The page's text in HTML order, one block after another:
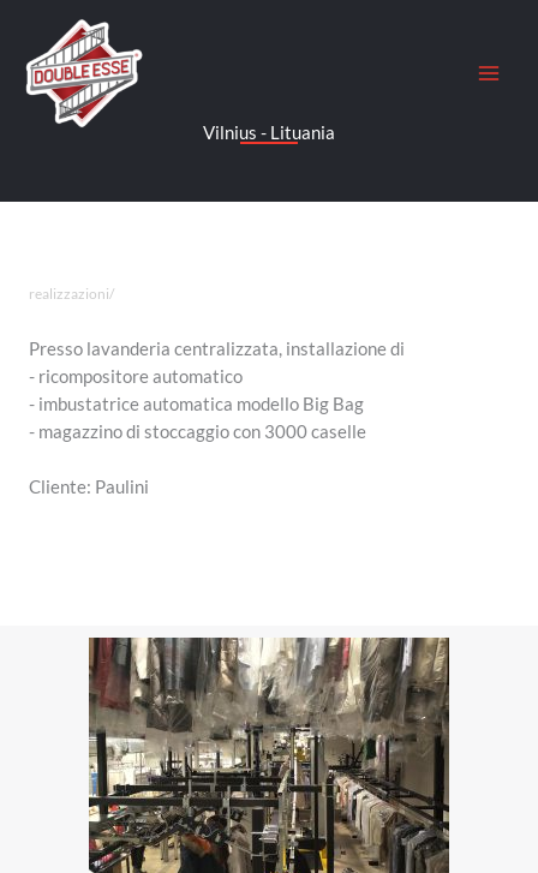
contenuto
Vilnius - Lituania
realizzazioni/
Presso lavanderia centralizzata, installazione di
- ricompositore automatico
- imbustatrice automatica modello Big Bag
- magazzino di stoccaggio con 3000 caselle
Cliente: Paulini